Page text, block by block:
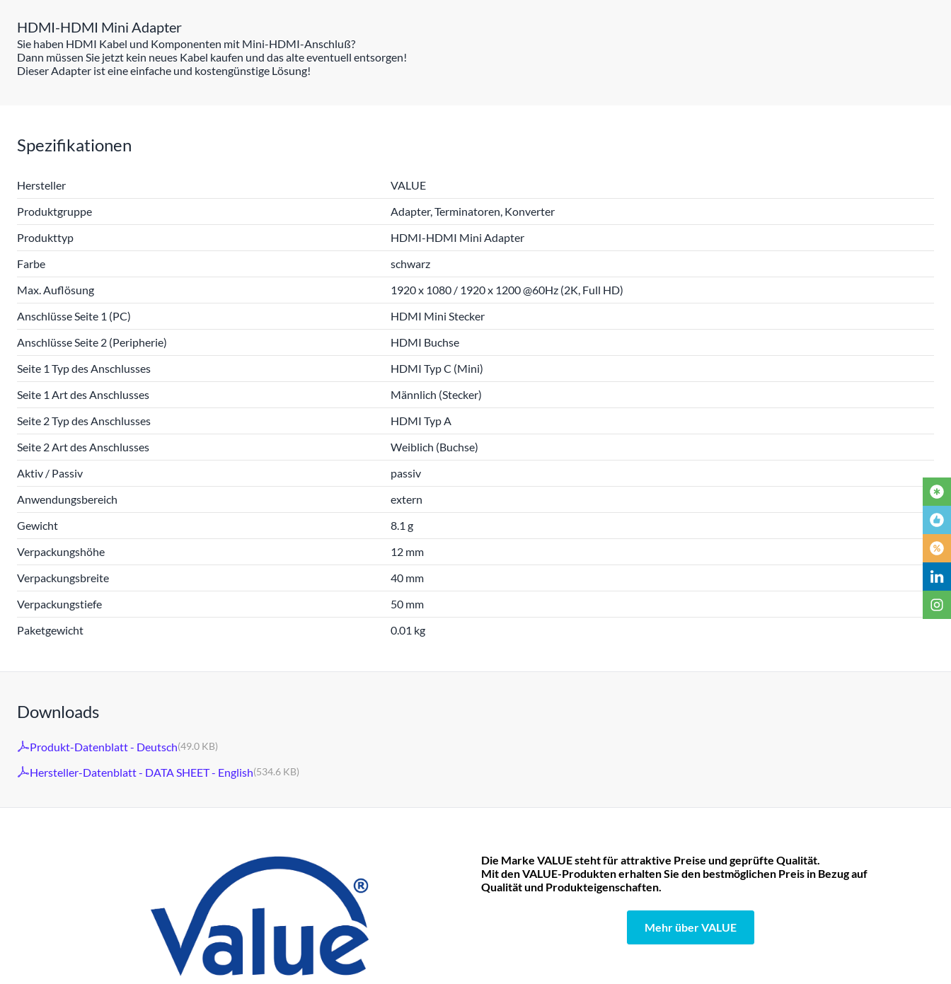
HDMI-HDMI Mini Adapter
Sie haben HDMI Kabel und Komponenten mit Mini-HDMI-Anschluß?
Dann müssen Sie jetzt kein neues Kabel kaufen und das alte eventuell entsorgen!
Dieser Adapter ist eine einfache und kostengünstige Lösung!
Spezifikationen
Hersteller
VALUE
Produktgruppe
Adapter, Terminatoren, Konverter
Produkttyp
HDMI-HDMI Mini Adapter
Farbe
schwarz
Max. Auflösung
1920 x 1080 / 1920 x 1200 @60Hz (2K, Full HD)
Anschlüsse Seite 1 (PC)
HDMI Mini Stecker
Anschlüsse Seite 2 (Peripherie)
HDMI Buchse
Seite 1 Typ des Anschlusses
HDMI Typ C (Mini)
Seite 1 Art des Anschlusses
Männlich (Stecker)
Seite 2 Typ des Anschlusses
HDMI Typ A
Seite 2 Art des Anschlusses
Weiblich (Buchse)
Aktiv / Passiv
passiv
Anwendungsbereich
extern
Gewicht
8.1 g
Verpackungshöhe
12 mm
Verpackungsbreite
40 mm
Verpackungstiefe
50 mm
Paketgewicht
0.01 kg
Downloads
Produkt-Datenblatt - Deutsch(49.0 KB)
Hersteller-Datenblatt - DATA SHEET - English(534.6 KB)
Die Marke VALUE steht für attraktive Preise und geprüfte Qualität.
Mit den VALUE-Produkten erhalten Sie den bestmöglichen Preis in Bezug auf
Qualität und Produkteigenschaften.
Mehr über VALUE